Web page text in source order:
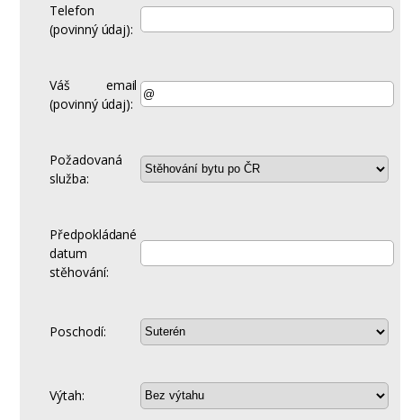
Telefon
(povinný údaj):
Váš email
(povinný údaj):
Požadovaná
služba:
Předpokládané
datum
stěhování:
Poschodí:
Výtah: